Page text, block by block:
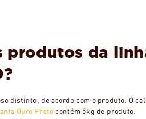
produtos da
distinto, de acordo com o produto. O
Ouro Preto contém 5kg de produto.